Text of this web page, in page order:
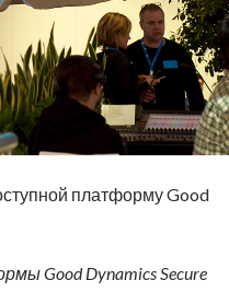
платформу Good
Good Dynamics Secure